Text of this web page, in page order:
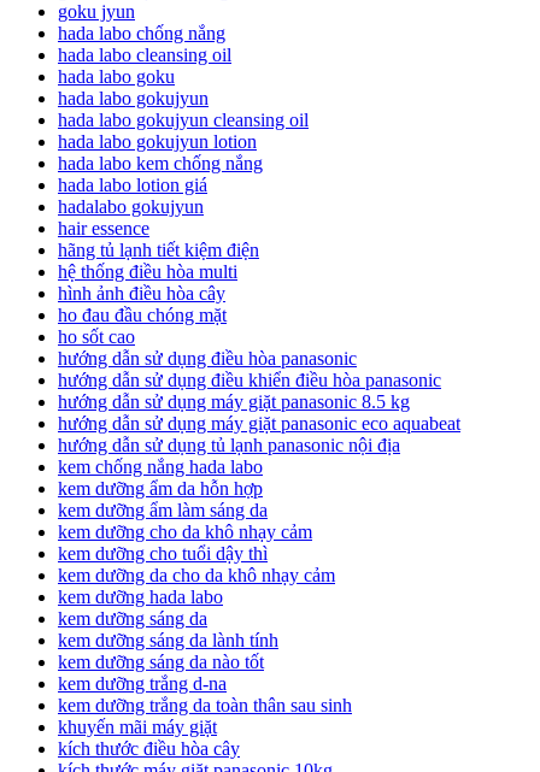
goku jyun
hada labo chống nắng
hada labo cleansing oil
hada labo goku
hada labo gokujyun
hada labo gokujyun cleansing oil
hada labo gokujyun lotion
hada labo kem chống nắng
hada labo lotion giá
hadalabo gokujyun
hair essence
hãng tủ lạnh tiết kiệm điện
hệ thống điều hòa multi
hình ảnh điều hòa cây
ho đau đầu chóng mặt
ho sốt cao
hướng dẫn sử dụng điều hòa panasonic
hướng dẫn sử dụng điều khiển điều hòa panasonic
hướng dẫn sử dụng máy giặt panasonic 8.5 kg
hướng dẫn sử dụng máy giặt panasonic eco aquabeat
hướng dẫn sử dụng tủ lạnh panasonic nội địa
kem chống nắng hada labo
kem dưỡng ẩm da hỗn hợp
kem dưỡng ẩm làm sáng da
kem dưỡng cho da khô nhạy cảm
kem dưỡng cho tuổi dậy thì
kem dưỡng da cho da khô nhạy cảm
kem dưỡng hada labo
kem dưỡng sáng da
kem dưỡng sáng da lành tính
kem dưỡng sáng da nào tốt
kem dưỡng trắng d-na
kem dưỡng trắng da toàn thân sau sinh
khuyến mãi máy giặt
kích thước điều hòa cây